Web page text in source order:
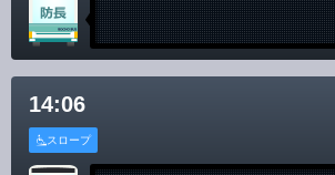
14:06
スロープ